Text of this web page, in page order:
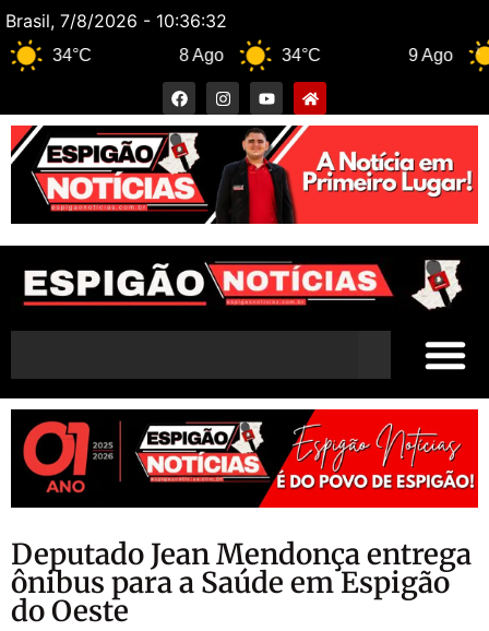
Brasil, 7/8/2026 - 10:36:33
34°C 34°C
Deputado Jean Mendonça entrega
ônibus para a Saúde em Espigão
do Oeste